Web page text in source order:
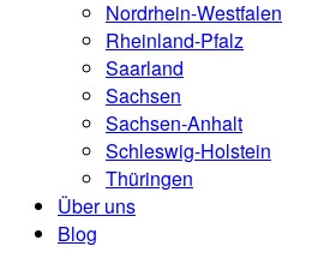
Nordrhein-Westfalen
Rheinland-Pfalz
Saarland
Sachsen
Sachsen-Anhalt
Schleswig-Holstein
Thüringen
Über uns
Blog